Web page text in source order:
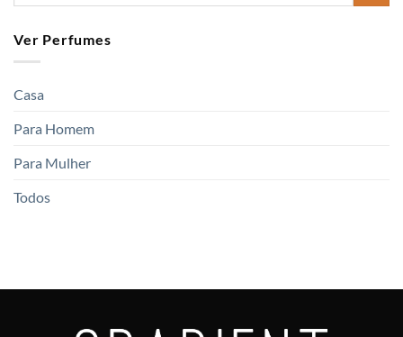
Ver Perfumes
Casa
Para Homem
Para Mulher
Todos